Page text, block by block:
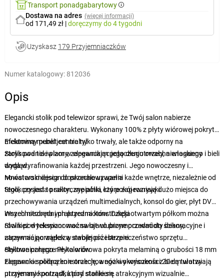
Transport ponadgabarytowy
Dostawa na adres (więcej informacji)
od 171,49 zł |doręczymydo 4 tygodni
Uzyskasz 179 Przyjemniaczków
Numer katalogowy: 812036
Opis
Elegancki stolik pod telewizor sprawi, że Twój salon nabierze
nowoczesnego charakteru. Wykonany 100% z płyty wiórowej pokrytej
melaminą mebel jest nie tylko trwały, ale także odporny na
zarysowania i plamy, zapewniając jego długotrwały, nienaganny
wygląd.
Efektowny punkt centralny
Stolik pod telewizor w eleganckim połączeniu orzecha włoskiego i bieli
doda wyrafinowania każdej przestrzeni. Jego nowoczesny i
nowatorski design doskonale uzupełni każde wnętrze, niezależnie od
tego, czy jest to salon, sypialnia czy pokój rozrywki.
Mnóstwo miejsca do przechowywania
Stolik posiada praktyczne półki, które zapewniają dużo miejsca do
przechowywania urządzeń multimedialnych, konsol do gier, płyt DVD i
innych niezbędnych przedmiotów. Dzięki otwartym półkom można
również wyeksponować swoje ulubione przedmioty dekoracyjne i
utrzymać porządek w swojej przestrzeni.
Wszechstronna i praktyczna konstrukcja
Stolik pod telewizor można łatwo przymocować do ściany,
zapewniając większą stabilność i bezpieczeństwo sprzętu
elektronicznego. Płyta wiórowa pokryta melaminą o grubości 18 mm
zapewnia solidną konstrukcję, a nóżki o wysokości 20 cm ułatwiają
utrzymanie porządku pod stolikiem.
Stylowe połączenie kolorów
Eleganckie połączenie orzechowego wykończenia z bielą tworzy
przyjemny kontrast, który stanie się atrakcyjnym wizualnie